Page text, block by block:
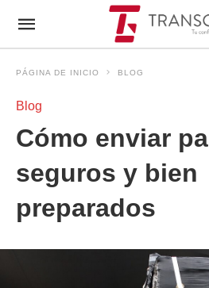
PÁGINA DE INICIO BLOG
Blog
Cómo enviar
seguros y bien
preparados